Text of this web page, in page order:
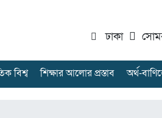
ঢাকা
বিশ্ব শিক্ষার আলোর প্রস্তাব অর্থ-